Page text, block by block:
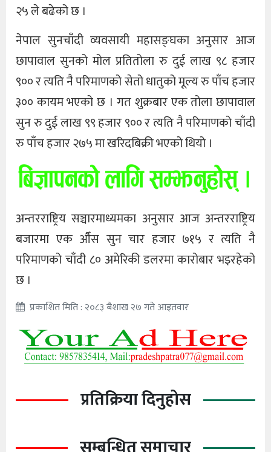
२५ ले बढेको छ ।
नेपाल सुनचाँदी व्यवसायी महासङ्घका अनुसार आज
छापावाल सुनको मोल प्रतितोला रु दुई लाख ९८ हजार
९०० र त्यति नै परिमाणको सेतो धातुको मूल्य रु पाँच हजार
३०० कायम भएको छ । गत शुक्रबार एक तोला छापावाल
सुन रु दुई लाख ९९ हजार ९०० र त्यति नै परिमाणको चाँदी
रु पाँच हजार २७५ मा खरिदबिक्री भएको थियो ।
अन्तरराष्ट्रिय सञ्चारमाध्यमका अनुसार आज अन्तरराष्ट्रिय
बजारमा एक औँस सुन चार हजार ७१५ र त्यति नै
परिमाणको चाँदी ८० अमेरिकी डलरमा कारोबार भइरहेको
छ ।
प्रकाशित मिति : २०८३ बैशाख २७ गते आइतवार
प्रतिक्रिया दिनुहोस